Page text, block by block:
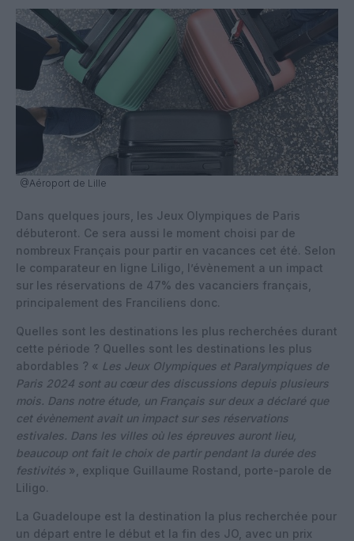
@Aéroport de Lille
Dans quelques jours, les Jeux Olympiques de Paris
débuteront. Ce sera aussi le moment choisi par de
nombreux Français pour partir en vacances cet été. Selon
le comparateur en ligne Liligo, l’évènement a un impact
sur les réservations de 47% des vacanciers français,
principalement des Franciliens donc.
Quelles sont les destinations les plus recherchées durant
cette période ? Quelles sont les destinations les plus
abordables ? « Les Jeux Olympiques et Paralympiques de
Paris 2024 sont au cœur des discussions depuis plusieurs
mois. Dans notre étude, un Français sur deux a déclaré que
cet évènement avait un impact sur ses réservations
estivales. Dans les villes où les épreuves auront lieu,
beaucoup ont fait le choix de partir pendant la durée des
festivités », explique Guillaume Rostand, porte-parole de
Liligo.
La Guadeloupe est la destination la plus recherchée pour
un départ entre le début et la fin des JO, avec un prix